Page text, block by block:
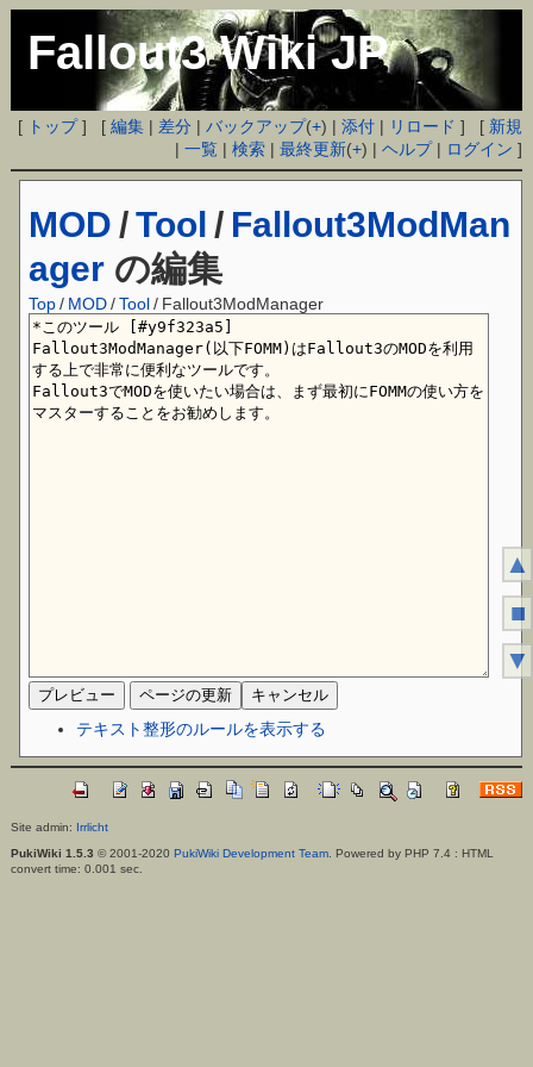
Fallout3 Wiki JP
[ トップ] [編集 | 差分 |バックアップ(+) |添付 | リロード ] [ 新規
|一覧 |検索 |最終更新(+) |ヘルプ| ログイン ]
MOD /Tool / Fallout3ModMan
ager の編集
Top / MOD/Tool/ Fallout3ModManager
テキスト整形のルールを表示する
Site admin: Irrlicht
PukiWiki 1.5.3 © 2001-2020 PukiWiki Development Team. Powered by PHP 7.4 : HTML
convert time: 0.001 sec.
▲
■
▼